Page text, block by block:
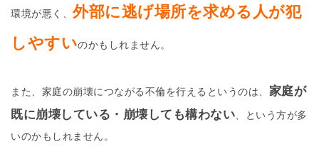
環境が悪く、 外部に逃げ場所を求める人が犯
しやすいのかもしれません。
また、家庭の崩壊につながる不倫を行えるというのは、 家庭が
既に崩壊している・崩壊しても構わない 、という方が多
いのかもしれません。